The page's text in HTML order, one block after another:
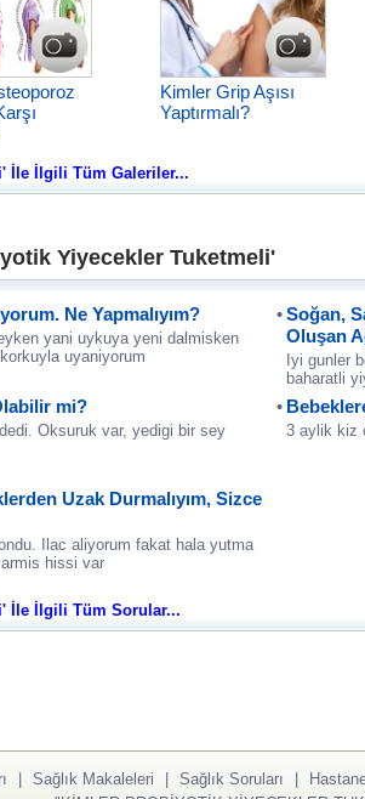
Kimler Grip Aşısı
Yaptırmalı?
İle İlgili Tüm Galeriler...
Yiyecekler Tuketmeli'
Ne Yapmalıyım?
yani uykuya yeni dalmisken
uyaniyorum
Soğan,
Oluşan
Iyi gunler
baharatli
mi?
Oksuruk var, yedigi bir sey
3 aylik kiz
Uzak Durmalıyım, Sizce
Ilac aliyorum fakat hala yutma
hissi var
İle İlgili Tüm Sorular...
Sağlık Makaleleri Sağlık Soruları